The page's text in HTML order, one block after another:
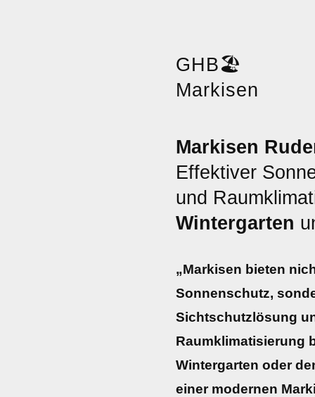
GHB🏖️
Markisen
Markisen
Effektiver
und
Wintergarten
„Markisen bieten
Sonnenschutz,
Sichtschutzlösung
Raumklimatisierung
Wintergarten oder
einer modernen